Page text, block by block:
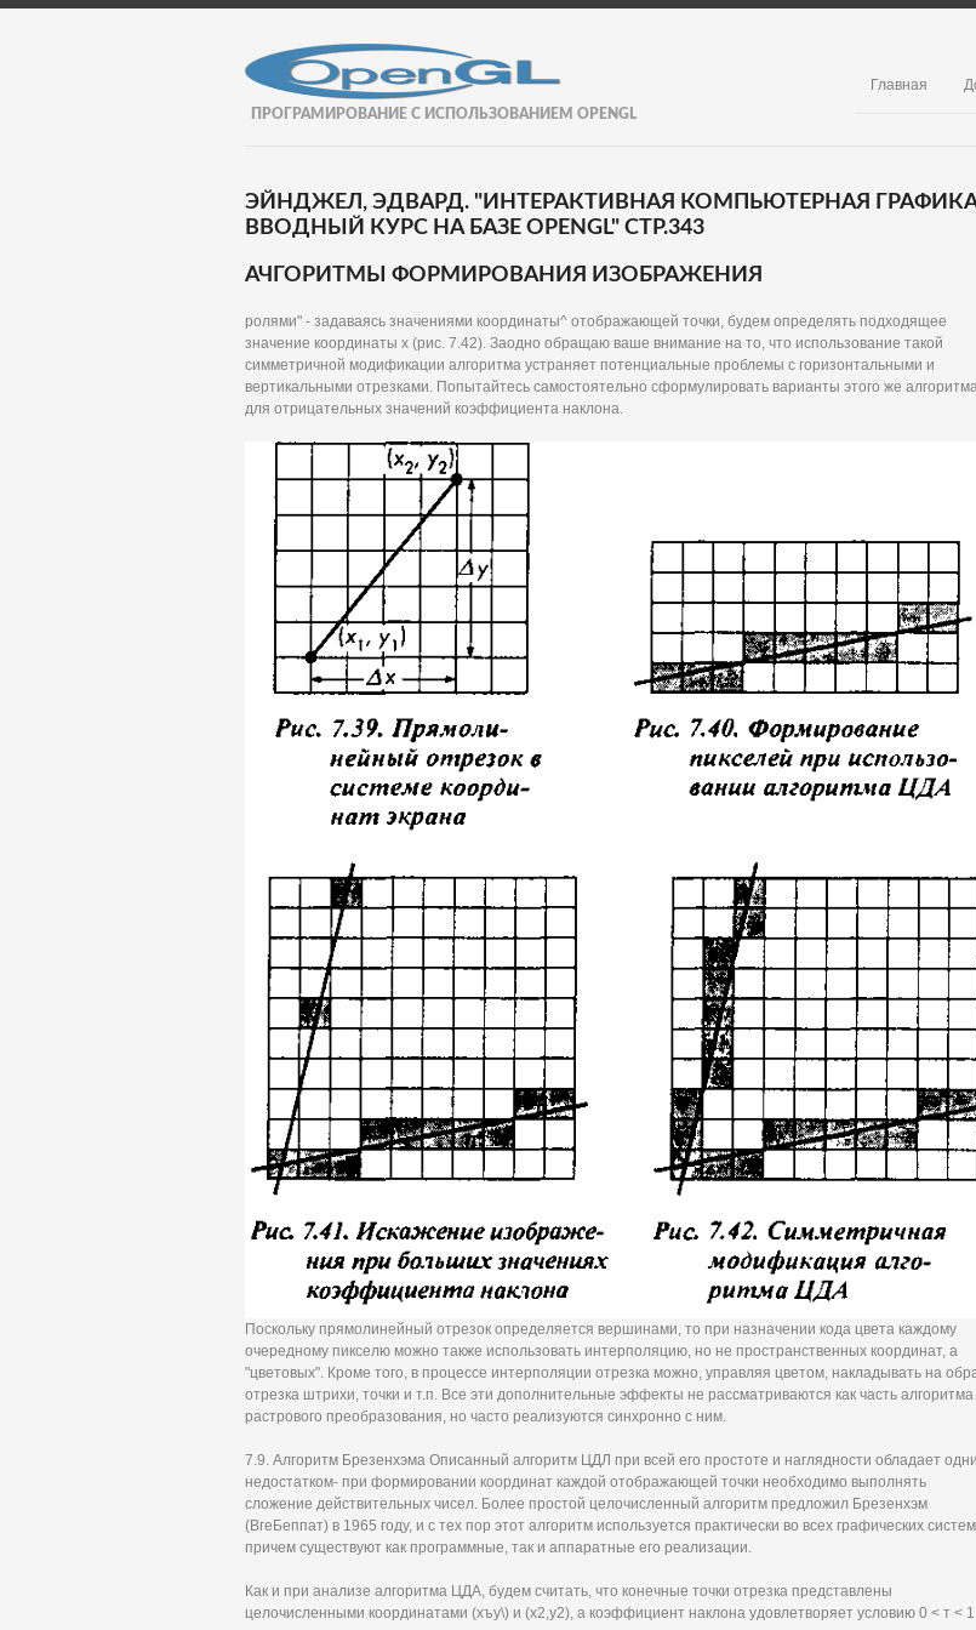
ПРОГРАМИРОВАНИЕ С ИСПОЛЬЗОВАНИЕМ OPENGL
Главная
ЭЙНДЖЕЛ, ЭДВАРД. "ИНТЕРАКТИВНАЯ КОМПЬЮТЕРНАЯ
ВВОДНЫЙ КУРС НА БАЗЕ OPENGL" СТР.343
АЧГОРИТМЫ ФОРМИРОВАНИЯ ИЗОБРАЖЕНИЯ
ролями" - задаваясь значениями координаты^ отображающей точки, будем определять подходящее
значение координаты х (рис. 7.42). Заодно обращаю ваше внимание на то, что использование такой
симметричной модификации алгоритма устраняет потенциальные проблемы с горизонтальными и
вертикальными отрезками. Попытайтесь самостоятельно сформулировать варианты этого же
для отрицательных значений коэффициента наклона.
Поскольку прямолинейный отрезок определяется вершинами, то при назначении кода цвета каждому
очередному пикселю можно также использовать интерполяцию, но не пространственных координат, а
"цветовых". Кроме того, в процессе интерполяции отрезка можно, управляя цветом, накладывать на
отрезка штрихи, точки и т.п. Все эти дополнительные эффекты не рассматриваются как часть алгоритма
растрового преобразования, но часто реализуются синхронно с ним.
7.9. Алгоритм Брезенхэма Описанный алгоритм ЦДЛ при всей его простоте и наглядности обладает
недостатком- при формировании координат каждой отображающей точки необходимо выполнять
сложение действительных чисел. Более простой целочисленный алгоритм предложил Брезенхэм
(ВгеБеппат) в 1965 году, и с тех пор этот алгоритм используется практически во всех графических
причем существуют как программные, так и аппаратные его реализации.
Как и при анализе алгоритма ЦДА, будем считать, что конечные точки отрезка представлены
целочисленными координатами (хъу\) и (х2,у2), а коэффициент наклона удовлетворяет условию 0 < т < 1.